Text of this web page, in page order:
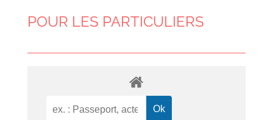
POUR LES PARTICULIERS